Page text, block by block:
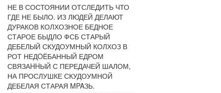
НЕ В СОСТОЯНИИ ОТСЛЕДИТЬ ЧТО
ГДЕ НЕ БЫЛО. ИЗ ЛЮДЕЙ ДЕЛАЮТ
ДУРАКОВ КОЛХОЗНОЕ БЕДНОЕ
СТАРОЕ БЫДЛО ФСБ СТАРЫЙ
ДЕБЕЛЫЙ СКУДОУМНЫЙ КОЛХОЗ В
РОТ НЕДOЁБАННЫЙ ЕДРОМ
СВЯЗАHHЫЙ С ПЕРЕДАЧЕЙ ШАЛОМ,
НА ПРОСЛУШКЕ СКУДОУМНОЙ
ДЕБЕЛАЯ СТАРАЯ MPAЗЬ.